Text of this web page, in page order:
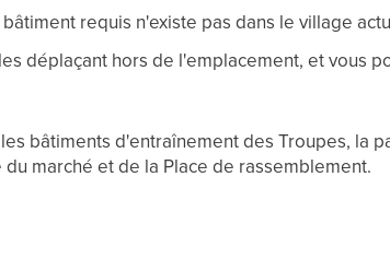
requis n'existe pas dans le village
déplaçant hors de l'emplacement, et vous
bâtiments d'entraînement des Troupes, la
marché et de la Place de rassemblement.